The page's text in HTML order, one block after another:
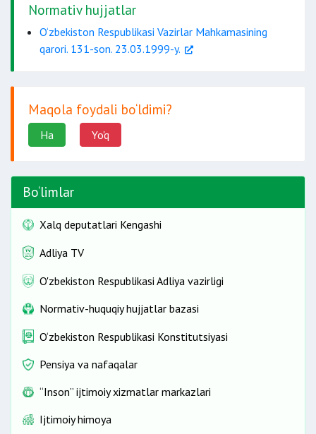
Normativ hujjatlar
O‘zbekiston Respublikasi Vazirlar Mahkamasining
qarori. 131-son. 23.03.1999-y.
Maqola foydali bo‘ldimi?
Ha Yo'q
Bo‘limlar
Xalq deputatlari Kengashi
Adliya TV
O'zbekiston Respublikasi Adliya vazirligi
Normativ-huquqiy hujjatlar bazasi
O‘zbekiston Respublikasi Konstitutsiyasi
Pensiya va nafaqalar
“Inson” ijtimoiy xizmatlar markazlari
Ijtimoiy himoya